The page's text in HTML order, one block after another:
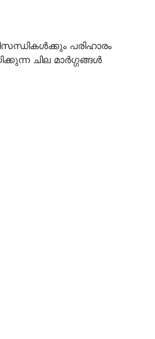
പരിഹാരം
ചില മാര്‍ഗ്ഗങ്ങള്‍